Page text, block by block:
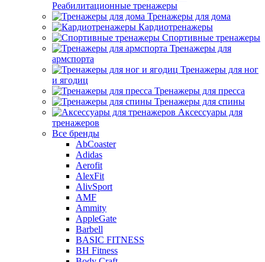
Реабилитационные тренажеры
Тренажеры для дома
Кардиотренажеры
Спортивные тренажеры
Тренажеры для
армспорта
Тренажеры для ног
и ягодиц
Тренажеры для пресса
Тренажеры для спины
Аксессуары для
тренажеров
Все бренды
AbCoaster
Adidas
Aerofit
AlexFit
AlivSport
AMF
Ammity
AppleGate
Barbell
BASIC FITNESS
BH Fitness